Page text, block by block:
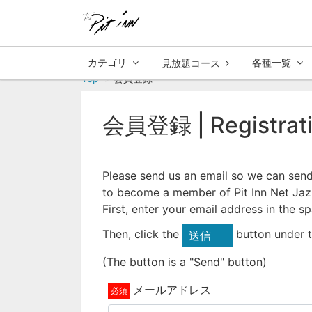
カテゴリ 見放題コース
各種一覧
Top
会員登録
会員登録 |
Please send us an email so we can
to become a member of Pit Inn Net
First, enter your email address in the
Then, click the
送信
button under
(The button is a "Send" button)
メールアドレス